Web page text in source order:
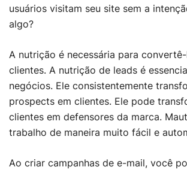
usuários visitam seu site sem a
algo?
A nutrição é necessária para
clientes. A nutrição de leads é
negócios. Ele consistentemente
prospects em clientes. Ele pode
clientes em defensores da marca.
trabalho de maneira muito fácil e
Ao criar campanhas de e-mail, você